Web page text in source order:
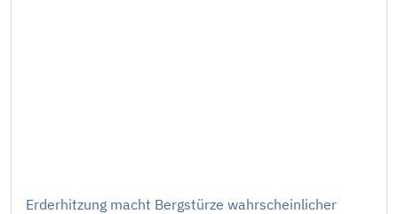
Erderhitzung macht Bergstürze wahrscheinlicher